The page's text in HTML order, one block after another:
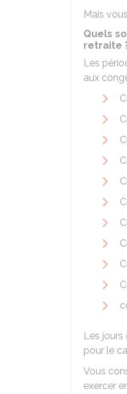
Mais
Quels
retraite
Les
aux
Les
pour le
Vous
exercer